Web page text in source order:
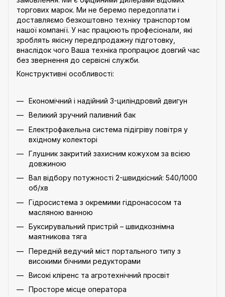
торгових марок. Ми не беремо передоплати і
доставляємо безкоштовно техніку транспортом
нашої компанії. У нас працюють професіонали, які
зроблять якісну передпродажну підготовку,
внаслідок чого Ваша техніка пропрацює довгий час
без звернення до сервісні служби.
Конструктивні особливості:
Економічний і надійний 3-циліндровий двигун
Великий зручний паливний бак
Електрофакельна система підігріву повітря у
вхідному колекторі
Глушник закритий захисним кожухом за всією
довжиною
Вал відбору потужності 2-швидкісний: 540/1000
об/хв
Гідросистема з окремими гідронасосом та
масляною ванною
Буксирувальний пристрій – швидкознімна
маятникова тяга
Передній ведучий міст портального типу з
високими бічними редукторами
Високі кліренс та агротехнічний просвіт
Просторе місце оператора